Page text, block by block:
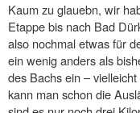
Kaum zu glauebn, wir
Etappe bis nach Bad
also nochmal etwas für
ein wenig anders als
des Bachs ein –
kann man schon die